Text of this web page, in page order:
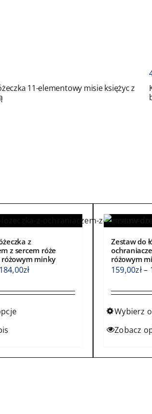
11-elementowy misie księżyc z
z
z sercem róże
minky
184,00złZakres
od
Zestaw do
różowym
159,00zł–
Wybierz
Ten
Zobacz